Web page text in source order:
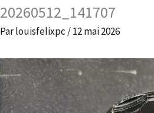
20260512_141707
Parlouisfelixpc /12 mai 2026